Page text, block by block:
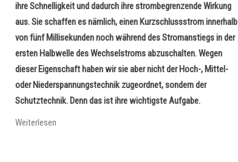
ihre Schnelligkeit und dadurch ihre strombegrenzende Wirkung
aus. Sie schaffen es nämlich, einen Kurzschlussstrom innerhalb
von fünf Millisekunden noch während des Stromanstiegs in der
ersten Halbwelle des Wechselstroms abzuschalten. Wegen
dieser Eigenschaft haben wir sie aber nicht der Hoch-, Mittel-
oder Niederspannungstechnik zugeordnet, sondern der
Schutztechnik. Denn das ist ihre wichtigste Aufgabe.
Weiterlesen